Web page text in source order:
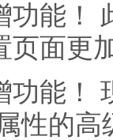
！ 此
页面更
！ 现
性的